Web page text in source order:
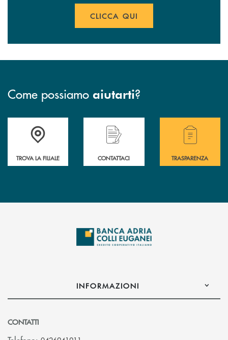
CLICCA QUI
Come possiamo aiutarti?
Accedi all' elenco completo delle filiali .
TROVA LA FILIALE
Hai bisogno di assistenza immediata?
CONTATTACI
Hai bisogno di
TRASPARENZA
INFORMAZIONI
CONTATTI